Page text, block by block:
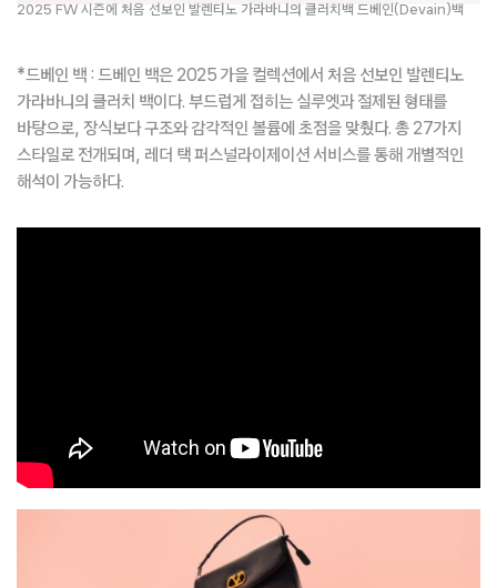
2025 FW 시즌에 처음 선보인 발렌티노 가라바니의 클러치백 드베인(Devain)백
*드베인 백 : 드베인 백은 2025 가을 컬렉션에서 처음 선보인 발렌티노
가라바니의 클러치 백이다. 부드럽게 접히는 실루엣과 절제된 형태를
바탕으로, 장식보다 구조와 감각적인 볼륨에 초점을 맞췄다. 총 27가지
스타일로 전개되며, 레더 택 퍼스널라이제이션 서비스를 통해 개별적인
해석이 가능하다.